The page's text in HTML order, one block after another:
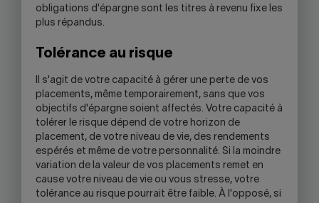
obligations d'épargne sont les titres à revenu fixe les
plus répandus.
Tolérance au risque
Il s'agit de votre capacité à gérer une perte de vos
placements, même temporairement, sans que vos
objectifs d'épargne soient affectés. Votre capacité à
tolérer le risque dépend de votre horizon de
placement, de votre niveau de vie, des rendements
espérés et même de votre personnalité. Si la moindre
variation de la valeur de vos placements remet en
cause votre niveau de vie ou vous stresse, votre
tolérance au risque pourrait être faible. À l'opposé, si